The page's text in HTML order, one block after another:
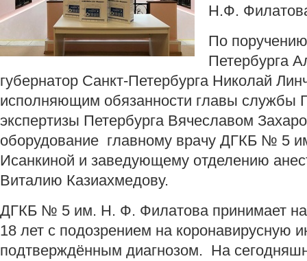
Н.Ф.
По
Петербурга
губернатор Санкт-Петербурга Николай
исполняющим обязанности главы службы
экспертизы Петербурга Вячеславом
оборудование главному врачу ДГКБ № 5
Исанкиной и заведующему отделению
Виталию Казиахмедову.
ДГКБ № 5 им. Н. Ф. Филатова принимает на
18 лет с подозрением на коронавирусную
подтверждённым диагнозом. На